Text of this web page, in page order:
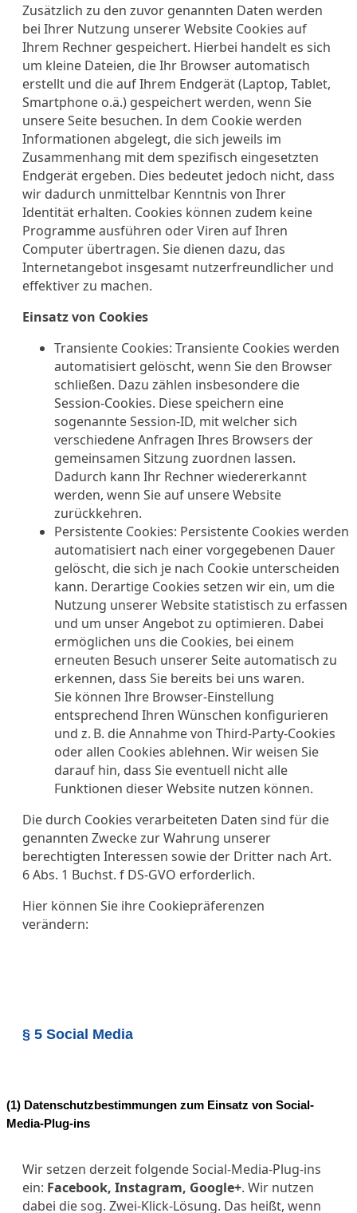
Zusätzlich zu den zuvor genannten Daten werden
bei Ihrer Nutzung unserer Website Cookies auf
Ihrem Rechner gespeichert. Hierbei handelt es sich
um kleine Dateien, die Ihr Browser automatisch
erstellt und die auf Ihrem Endgerät (Laptop, Tablet,
Smartphone o.ä.) gespeichert werden, wenn Sie
unsere Seite besuchen. In dem Cookie werden
Informationen abgelegt, die sich jeweils im
Zusammenhang mit dem spezifisch eingesetzten
Endgerät ergeben. Dies bedeutet jedoch nicht, dass
wir dadurch unmittelbar Kenntnis von Ihrer
Identität erhalten. Cookies können zudem keine
Programme ausführen oder Viren auf Ihren
Computer übertragen. Sie dienen dazu, das
Internetangebot insgesamt nutzerfreundlicher und
effektiver zu machen.
Einsatz von Cookies
Transiente Cookies: Transiente Cookies werden
automatisiert gelöscht, wenn Sie den Browser
schließen. Dazu zählen insbesondere die
Session-Cookies. Diese speichern eine
sogenannte Session-ID, mit welcher sich
verschiedene Anfragen Ihres Browsers der
gemeinsamen Sitzung zuordnen lassen.
Dadurch kann Ihr Rechner wiedererkannt
werden, wenn Sie auf unsere Website
zurückkehren.
Persistente Cookies: Persistente Cookies werden
automatisiert nach einer vorgegebenen Dauer
gelöscht, die sich je nach Cookie unterscheiden
kann. Derartige Cookies setzen wir ein, um die
Nutzung unserer Website statistisch zu erfassen
und um unser Angebot zu optimieren. Dabei
ermöglichen uns die Cookies, bei einem
erneuten Besuch unserer Seite automatisch zu
erkennen, dass Sie bereits bei uns waren.
Sie können Ihre Browser-Einstellung
entsprechend Ihren Wünschen konfigurieren
und z. B. die Annahme von Third-Party-Cookies
oder allen Cookies ablehnen. Wir weisen Sie
darauf hin, dass Sie eventuell nicht alle
Funktionen dieser Website nutzen können.
Die durch Cookies verarbeiteten Daten sind für die
genannten Zwecke zur Wahrung unserer
berechtigten Interessen sowie der Dritter nach Art.
6 Abs. 1 Buchst. f DS-GVO erforderlich.
Hier können Sie ihre Cookiepräferenzen
verändern:
§ 5 Social Media
(1) Datenschutzbestimmungen zum Einsatz von Social-
Media-Plug-ins
Wir setzen derzeit folgende Social-Media-Plug-ins
ein: Facebook, Instagram, Google+. Wir nutzen
dabei die sog. Zwei-Klick-Lösung. Das heißt, wenn